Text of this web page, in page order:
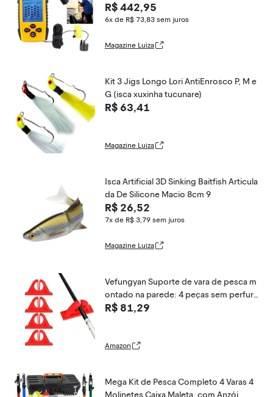
R$ 442,95
6x de R$ 73,83 sem juros
Magazine Luiza
Kit 3 Jigs Longo Lori AntiEnrosco P, M e
G (isca xuxinha tucunare)
R$ 63,41
Magazine Luiza
Isca Artificial 3D Sinking Baitfish Articula
da De Silicone Macio 8cm 9
R$ 26,52
7x de R$ 3,79 sem juros
Magazine Luiza
Vefungyan Suporte de vara de pesca m
ontado na parede: 4 peças sem perfura
ção Suportes de vara de pesca Suporte
R$ 81,29
Amazon
Mega Kit de Pesca Completo 4 Varas 4
Molinetes Caixa Maleta, com Anzói